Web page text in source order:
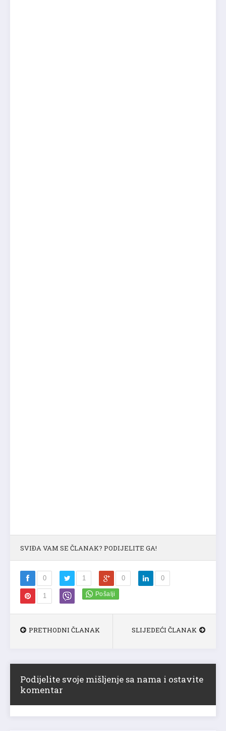
SVIĐA VAM SE ČLANAK? PODIJELITE GA!
0 1 0 0
1
PRETHODNI ČLANAK SLIJEDEĆI ČLANAK
Podijelite svoje mišljenje sa nama i ostavite
komentar